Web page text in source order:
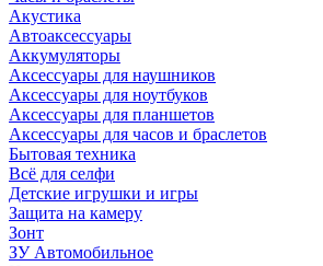
Акустика
Автоаксессуары
Аккумуляторы
Аксессуары для наушников
Аксессуары для ноутбуков
Аксессуары для планшетов
Аксессуары для часов и браслетов
Бытовая техника
Всё для селфи
Детские игрушки и игры
Защита на камеру
Зонт
ЗУ Автомобильное